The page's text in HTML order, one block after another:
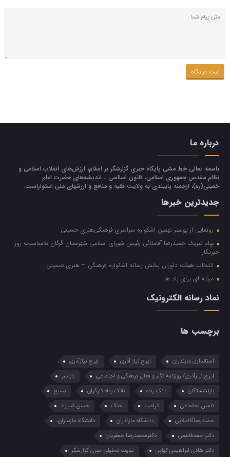
درباره ما
باسمه تعالی خط مشی پایگاه خبری گزارشگر بر اسلام، ارزش‌هاي انقلاب اسلامي و
نظام مقدس جمهوري اسلامي، قانون اسااسی ـ انديشه‌هاي حضرت امام
خميني(ره)، ازجمله پایبندی به ولايت فقيه و منافع و ارزشهاي ملي استواراست.
جدیدترین خبرها
رونمایی از پوستر نهمین اشکواره سراسری فرهنگی‌هنری حسینی
پیام تبریک حمیدرضا آقاملائی رئیس شورای اسلامی شهرستان گرگان به‌مناسبت روز
خبرنگار
انتخاب هیئت داوران بخش رسانه اشکواره فرهنگی‌ – هنری حسینی
مرثیه ای برای باد ها
نماد رسانه الکترونیک
برچسب ها
استانداری مازندران ایرج نیاز آذری
ایرج نیازآذری
ایرج نیازآذری/ روزنامه نگار و فعال فرهنگی و اجتماعی
بابلسر
بازنشستگان
بانک رفاه بانک رفاه کارگران
بسیح
تامین اجتماعی
ترامپ جنگ
حسن شیرزاد
حمیدرضاآقاملایی
دانشگاه مازندران
دانشگاه مازندران،
دکتراحمدفاطمی
دکترمحمدرضا جعفریان
دکتر هادی ابراهیمی کیاپی
سایت تحلیلی خبری گزارشگر